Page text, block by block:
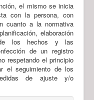
el mismo se inicia
con la persona, con
cuanto a la normativa
elaboración
los hechos y las
de un registro
respetando el principio
el seguimiento de los
de ajuste y/o